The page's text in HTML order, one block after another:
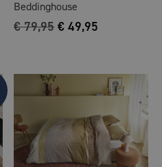
Beddinghouse
€79,95 € 49,95